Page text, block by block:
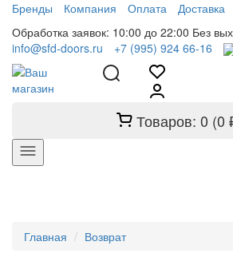
Бренды Компания Оплата Доставка
Обработка заявок: 10:00 до 22:00 Без
info@sfd-doors.ru
+7 (995) 924 66-16
Товаров: 0 (0
Главная Возврат